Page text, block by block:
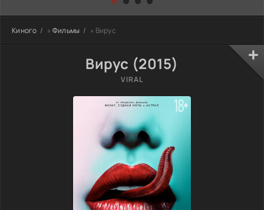
Киного » Фильмы » Вирус
Вирус (2015)
VIRAL